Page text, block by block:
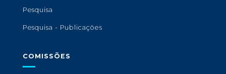
Pesquisa
Pesquisa - Publicações
COMISSÕES